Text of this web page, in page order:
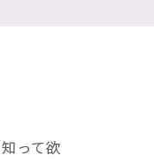
って欲